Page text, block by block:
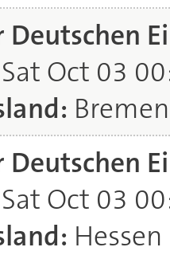
Deutschen
Oct 03
Bremen
Deutschen
Oct 03
Hessen